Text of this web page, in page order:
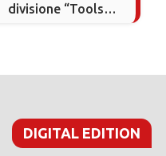
divisione “Tools
DIGITAL EDITION